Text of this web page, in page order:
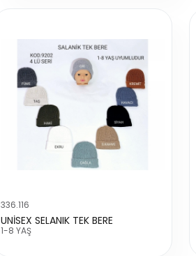
336.116
UNİSEX SELANIK TEK BERE
1-8 YAŞ